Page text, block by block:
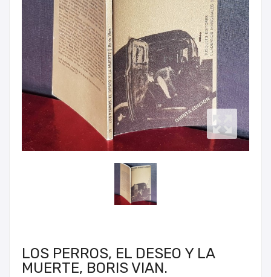
LOS PERROS, EL DESEO Y LA
MUERTE, BORIS VIAN.